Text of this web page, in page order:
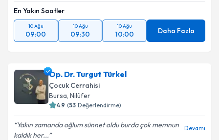
En Yakın Saatler
10 Ağu
09:00
10 Ağu
09:30
10 Ağu
10:00 Daha Fazla
Op. Dr. Turgut Türkel
Çocuk Cerrahisi
Bursa, Nilüfer
4.9 (53 Değerlendirme)
Yakın zamanda oğlum sünnet oldu burda çok memnun
kaldık her...
Devamı